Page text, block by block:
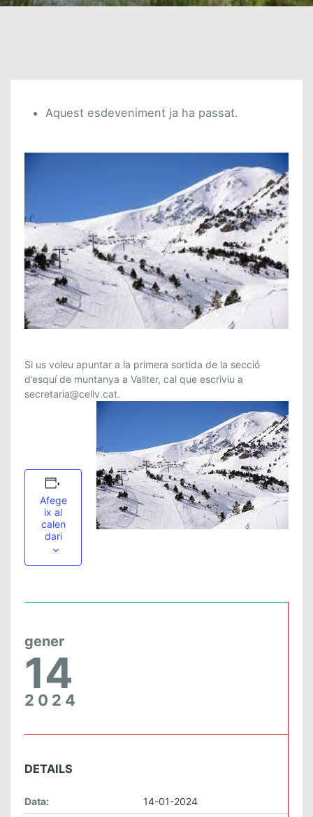
Aquest esdeveniment ja ha passat.
Si us voleu apuntar a la primera sortida de la secció
d’esquí de muntanya a Vallter, cal que escriviu a
secretaria@cellv.cat.
Afege
ix al
calen
dari
gener
14
2024
DETAILS
Data: 14-01-2024